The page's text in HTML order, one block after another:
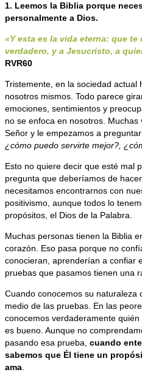
1. Leemos la Biblia porque
personalmente a Dios.
«Y esta es la vida eterna: que
verdadero, y a Jesucristo, a
RVR60
Tristemente, en la sociedad actual
nosotros mismos. Todo parece
emociones, sentimientos y
no se enfoca en nosotros.
Señor y le empezamos a preguntar
¿cómo puedo servirte mejor?,
Esto no quiere decir que esté mal
pregunta que deberíamos de
necesitamos encontrarnos con
positivismo, aunque todos lo
propósitos, el Dios de la Palabra.
Muchas personas tienen la Biblia
corazón. Eso pasa porque no
conocieran, aprenderían a confiar
pruebas que pasamos tienen una
Cuando conocemos su naturaleza
medio de las pruebas. En las
conocemos verdaderamente
es bueno. Aunque no
pasando esa prueba, cuando
sabemos que Él tiene un
ama.